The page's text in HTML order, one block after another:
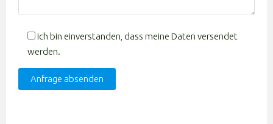
Ich bin einverstanden, dass meine Daten versendet
werden.